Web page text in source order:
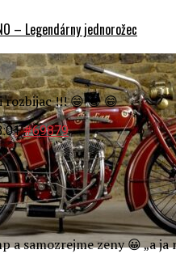
– Legendárny jednorožec
rozbijac !!! 😁 😀 😁
#69879
a samozrejme zeny 😀 „a